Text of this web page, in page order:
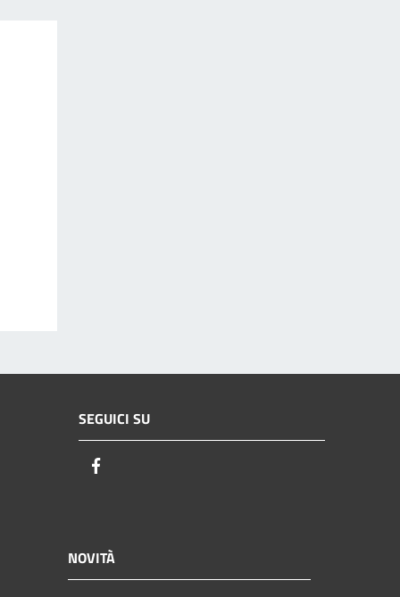
SEGUICI SU
NOVITÀ